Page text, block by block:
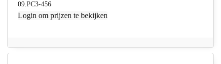
09.PC3-456
Login om prijzen te bekijken